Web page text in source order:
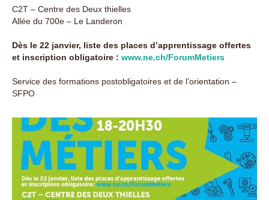
C2T – Centre des Deux thielles
Allée du 700e – Le Landeron
Dès le 22 janvier, liste des places d’apprentissage offertes
et inscription obligatoire : www.ne.ch/ForumMetiers
Service des formations postobligatoires et de l’orientation –
SFPO